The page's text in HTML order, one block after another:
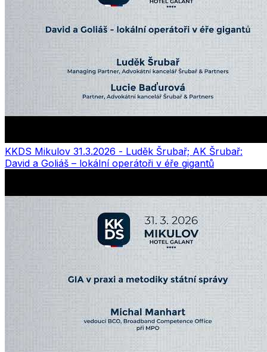
KKDS Mikulov 31.3.2026 - Luděk Šrubař; AK Šrubař:
David a Goliáš – lokální operátoři v éře gigantů